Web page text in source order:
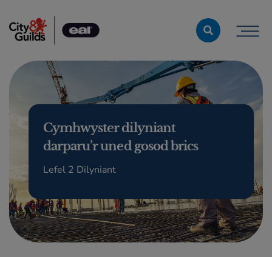
Cymhwyster dilyniant
darparu’r uned gosod brics
Lefel 2 Dilyniant